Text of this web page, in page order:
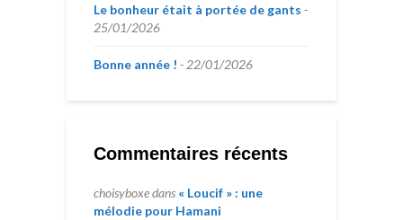
Le bonheur était à portée de gants
25/01/2026
Bonne année ! 22/01/2026
Commentaires récents
choisyboxedans « Loucif » : une
mélodie pour Hamani